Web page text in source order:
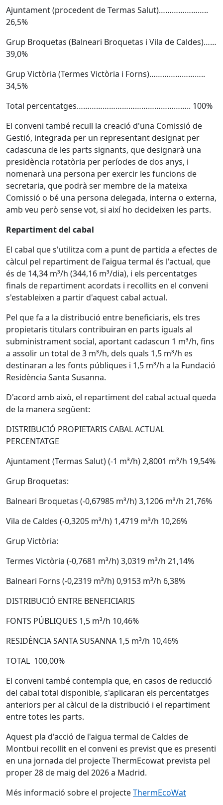
Ajuntament (procedent de Termas Salut)…………………..
26,5%
Grup Broquetas (Balneari Broquetas i Vila de Caldes)……
39,0%
Grup Victòria (Termes Victòria i Forns)……………………..
34,5%
Total percentatges…………………………………………….. 100%
El conveni també recull la creació d'una Comissió de
Gestió, integrada per un representant designat per
cadascuna de les parts signants, que designarà una
presidència rotatòria per períodes de dos anys, i
nomenarà una persona per exercir les funcions de
secretaria, que podrà ser membre de la mateixa
Comissió o bé una persona delegada, interna o externa,
amb veu però sense vot, si així ho decideixen les parts.
Repartiment del cabal
El cabal que s'utilitza com a punt de partida a efectes de
càlcul pel repartiment de l'aigua termal és l'actual, que
és de 14,34 m³/h (344,16 m³/dia), i els percentatges
finals de repartiment acordats i recollits en el conveni
s'estableixen a partir d'aquest cabal actual.
Pel que fa a la distribució entre beneficiaris, els tres
propietaris titulars contribuiran en parts iguals al
subministrament social, aportant cadascun 1 m³/h, fins
a assolir un total de 3 m³/h, dels quals 1,5 m³/h es
destinaran a les fonts públiques i 1,5 m³/h a la Fundació
Residència Santa Susanna.
D'acord amb això, el repartiment del cabal actual queda
de la manera següent:
DISTRIBUCIÓ PROPIETARIS CABAL ACTUAL
PERCENTATGE
Ajuntament (Termas Salut) (-1 m³/h) 2,8001 m³/h 19,54%
Grup Broquetas:
Balneari Broquetas (-0,67985 m³/h) 3,1206 m³/h 21,76%
Vila de Caldes (-0,3205 m³/h) 1,4719 m³/h 10,26%
Grup Victòria:
Termes Victòria (-0,7681 m³/h) 3,0319 m³/h 21,14%
Balneari Forns (-0,2319 m³/h) 0,9153 m³/h 6,38%
DISTRIBUCIÓ ENTRE BENEFICIARIS
FONTS PÚBLIQUES 1,5 m³/h 10,46%
RESIDÈNCIA SANTA SUSANNA 1,5 m³/h 10,46%
TOTAL 100,00%
El conveni també contempla que, en casos de reducció
del cabal total disponible, s'aplicaran els percentatges
anteriors per al càlcul de la distribució i el repartiment
entre totes les parts.
Aquest pla d'acció de l'aigua termal de Caldes de
Montbui recollit en el conveni es previst que es presenti
en una jornada del projecte ThermEcowat prevista pel
proper 28 de maig del 2026 a Madrid.
Més informació sobre el projecteThermEcoWat